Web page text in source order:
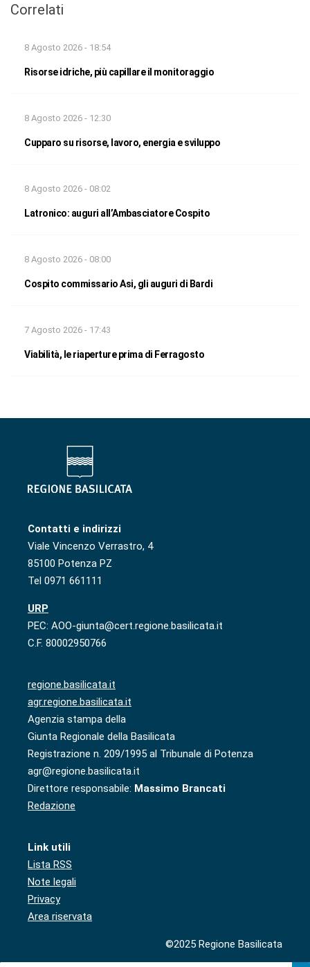
Correlati
8 Agosto 2026 - 18:54
Risorse idriche, più capillare il monitoraggio
8 Agosto 2026 - 12:30
Cupparo su risorse, lavoro, energia e sviluppo
8 Agosto 2026 - 08:02
Latronico: auguri all’Ambasciatore Cospito
8 Agosto 2026 - 08:00
Cospito commissario Asi, gli auguri di Bardi
7 Agosto 2026 - 17:43
Viabilità, le riaperture prima di Ferragosto
Contatti e indirizzi
Viale Vincenzo Verrastro, 4
85100 Potenza PZ
Tel 0971 661111
URP
PEC: AOO-giunta@cert.regione.basilicata.it
C.F. 80002950766
regione.basilicata.it
agr.regione.basilicata.it
Agenzia stampa della
Giunta Regionale della Basilicata
Registrazione n. 209/1995 al Tribunale di Potenza
agr@regione.basilicata.it
Direttore responsabile: Massimo Brancati
Redazione
Link utili
Lista RSS
Note legali
Privacy
Area riservata
©2025 Regione Basilicata